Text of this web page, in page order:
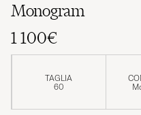
Monogram
1 100€
TAGLIA
60